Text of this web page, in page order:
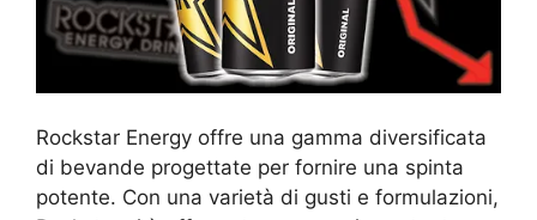
Rockstar Energy offre una gamma diversificata
di bevande progettate per fornire una spinta
potente. Con una varietà di gusti e formulazioni,